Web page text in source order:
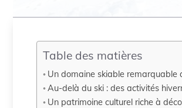
Table des matières
Un domaine skiable remarquable
Au-delà du ski : des activités
Un patrimoine culturel riche à